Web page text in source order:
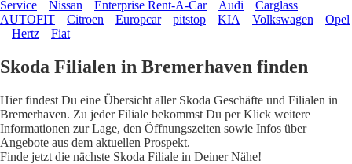
Service
Nissan Enterprise Rent-A-Car Audi
Carglass
AUTOFIT
Citroen Europcar pitstop KIA Volkswagen
Opel
Hertz
Fiat
Skoda Filialen in Bremerhaven finden
Hier findest Du eine Übersicht aller Skoda Geschäfte und Filialen in
Bremerhaven. Zu jeder Filiale bekommst Du per Klick weitere
Informationen zur Lage, den Öffnungszeiten sowie Infos über
Angebote aus dem aktuellen Prospekt.
Finde jetzt die nächste Skoda Filiale in Deiner Nähe!